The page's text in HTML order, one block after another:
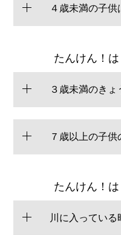
４歳未満の子供
たんけん！
３歳未満のき
７歳以上の子供
たんけん！
川に入っている